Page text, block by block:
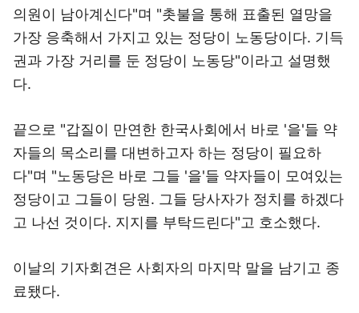
의원이 남아계신다"며 "촛불을 통해 표출된 열망을
가장 응축해서 가지고 있는 정당이 노동당이다. 기득
권과 가장 거리를 둔 정당이 노동당"이라고 설명했
다.
끝으로 "갑질이 만연한 한국사회에서 바로 '을'들 약
자들의 목소리를 대변하고자 하는 정당이 필요하
다"며 "노동당은 바로 그들 '을'들 약자들이 모여있는
정당이고 그들이 당원. 그들 당사자가 정치를 하겠다
고 나선 것이다. 지지를 부탁드린다"고 호소했다.
이날의 기자회견은 사회자의 마지막 말을 남기고 종
료됐다.